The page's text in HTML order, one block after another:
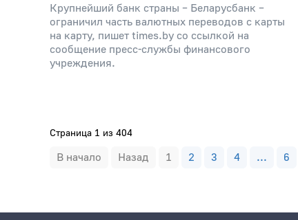
Крупнейший банк страны – Беларусбанк –
ограничил часть валютных переводов с карты
на карту, пишет times.by со ссылкой на
сообщение пресс-службы финансового
учреждения.
Страница 1 из 404
В начало Назад 1 2 3 4 ... 6